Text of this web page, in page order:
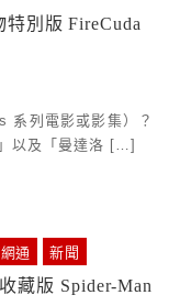
別版 FireCuda
系列電影或影集）？
以及「曼達洛 […]
通 新聞
藏版 Spider-Man